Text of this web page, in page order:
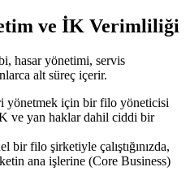
ve İK Verimliliği
hasar yönetimi, servis
alt süreç içerir.
yönetmek için bir filo yöneticisi
ve yan haklar dahil ciddi bir
bir filo şirketiyle çalıştığınızda,
ana işlerine (Core Business)